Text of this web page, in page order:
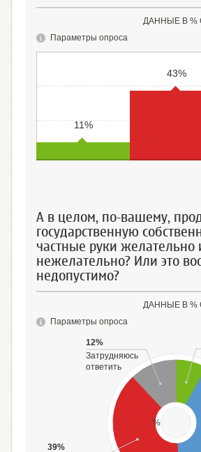
ДАННЫЕ В
Параметры опроса
11%
43%
А в целом, по-вашему,
государственную
частные руки желательно
нежелательно? Или это
недопустимо?
ДАННЫЕ В
Параметры опроса
%
39%
12%
Затрудняюсь
ответить